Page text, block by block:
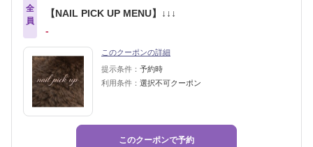
全
員
【NAIL PICK UP MENU】↓↓↓
‐
このクーポンの詳細
提示条件： 予約時
利用条件： 選択不可クーポン
このクーポンで予約